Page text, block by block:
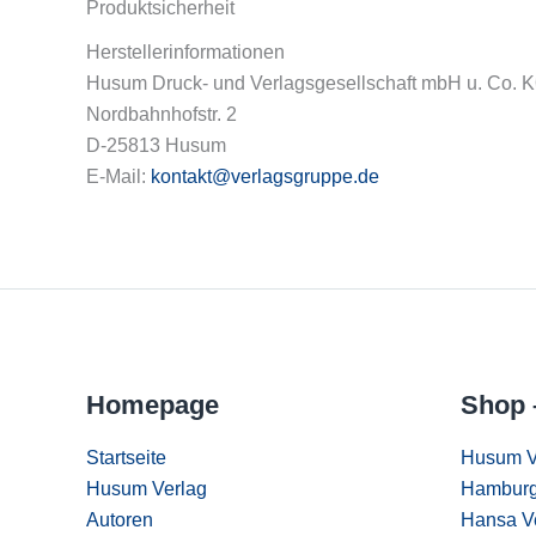
Produktsicherheit
Herstellerinformationen
Husum Druck- und Verlagsgesellschaft mbH u. Co.
Nordbahnhofstr. 2
D-25813 Husum
E-Mail: kontakt@verlagsgruppe.de
Homepage
Startseite
Husum Verlag
Autoren
Shop
Husum
Hansa